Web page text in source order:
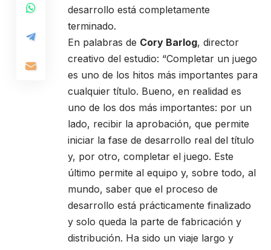
desarrollo está completamente
terminado.
En palabras de Cory Barlog, director
creativo del estudio: “Completar un juego
es uno de los hitos más importantes para
cualquier título. Bueno, en realidad es
uno de los dos más importantes: por un
lado, recibir la aprobación, que permite
iniciar la fase de desarrollo real del título
y, por otro, completar el juego. Este
último permite al equipo y, sobre todo, al
mundo, saber que el proceso de
desarrollo está prácticamente finalizado
y solo queda la parte de fabricación y
distribución. Ha sido un viaje largo y